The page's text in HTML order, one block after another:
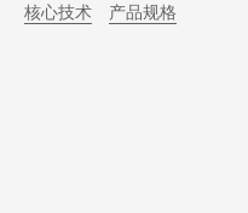
核心技术 产品规格